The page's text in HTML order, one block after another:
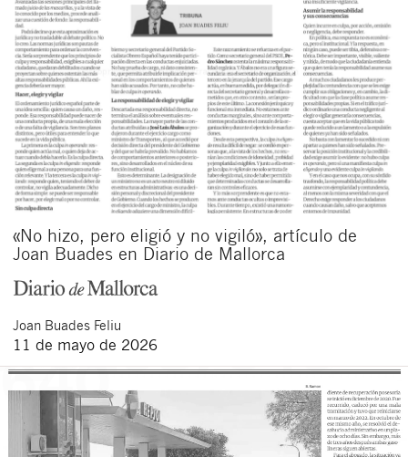
«No hizo, pero eligió y no vigiló», artículo de
Joan Buades en Diario de Mallorca
Joan Buades Feliu
11 de mayo de 2026